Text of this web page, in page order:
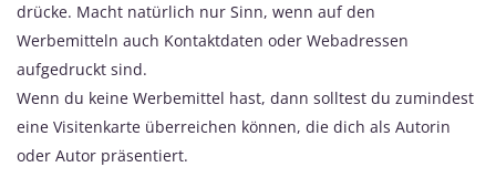
drücke. Macht natürlich nur Sinn, wenn auf den
Werbemitteln auch Kontaktdaten oder Webadressen
aufgedruckt sind.
Wenn du keine Werbemittel hast, dann solltest du zumindest
eine Visitenkarte überreichen können, die dich als Autorin
oder Autor präsentiert.